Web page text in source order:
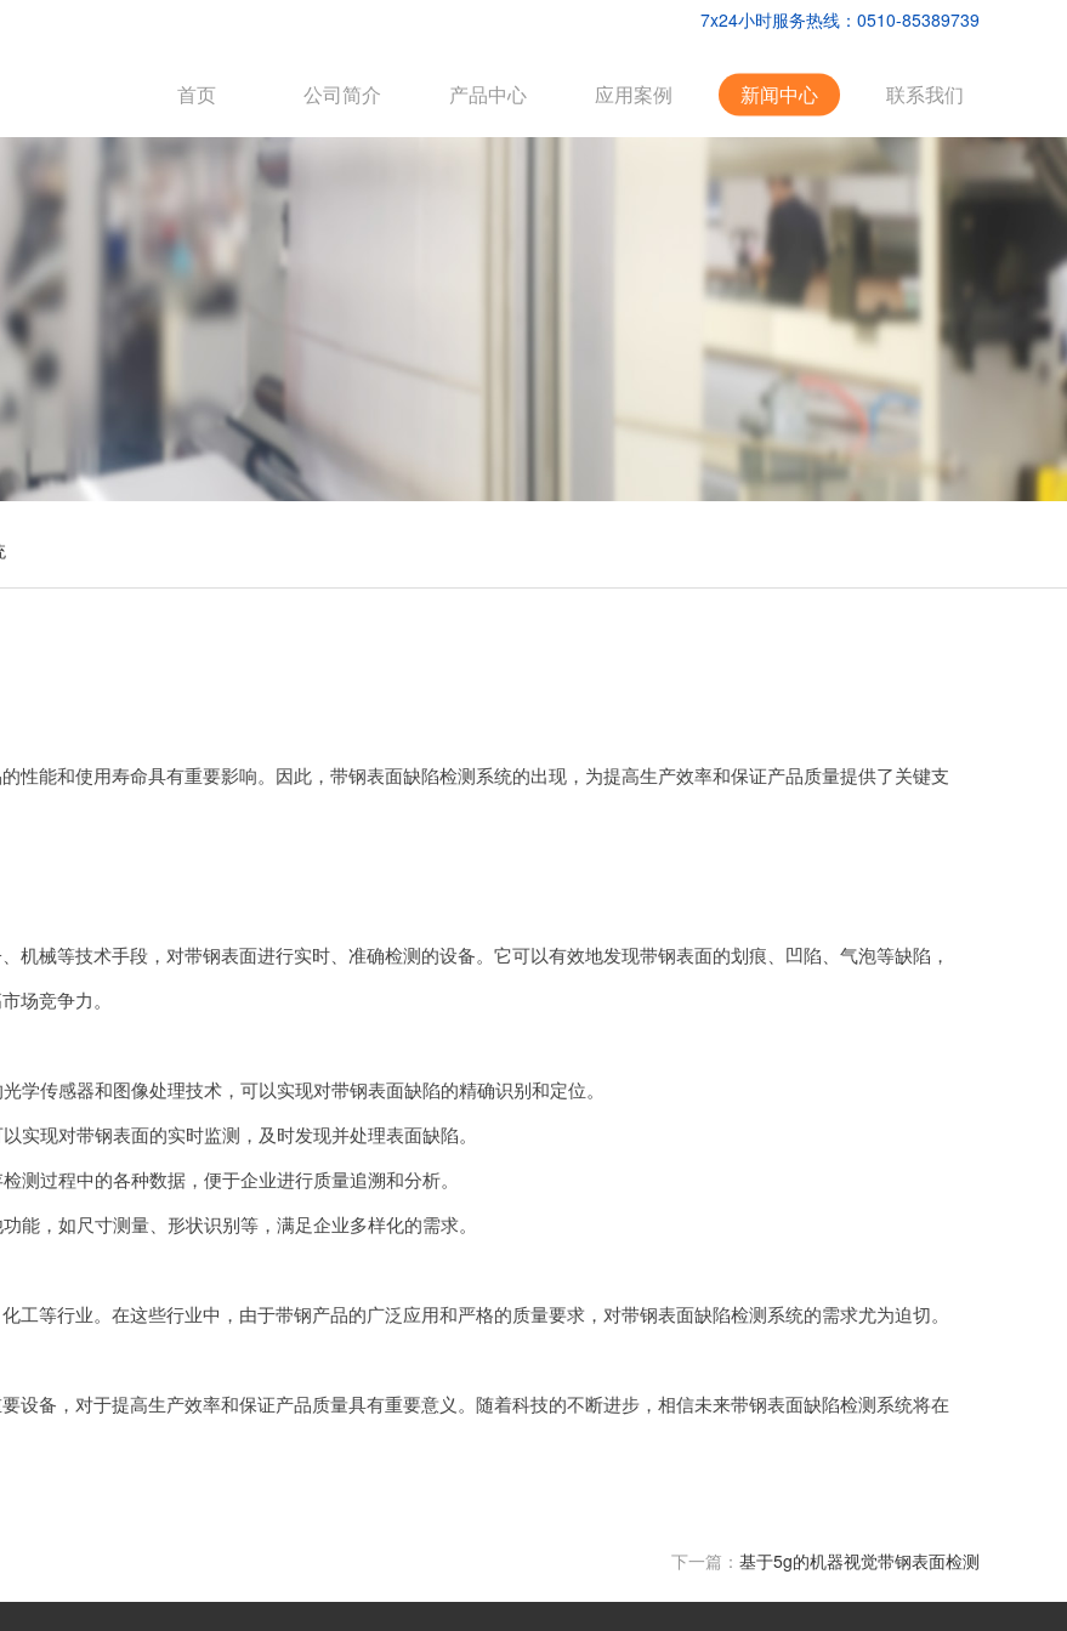
7x24小时服务热线：0510-85389739
首页 公司简介 产品中心 应用案例 新闻中心 联系我们
能和使用寿命具有重要影响。因此，带钢表面缺陷检测系统的出现，为提高生产效率和保证产品质量提供了关键支
械等技术手段，对带钢表面进行实时、准确检测的设备。它可以有效地发现带钢表面的划痕、凹陷、气泡等缺陷，
场竞争力。
传感器和图像处理技术，可以实现对带钢表面缺陷的精确识别和定位。
现对带钢表面的实时监测，及时发现并处理表面缺陷。
过程中的各种数据，便于企业进行质量追溯和分析。
，如尺寸测量、形状识别等，满足企业多样化的需求。
等行业。在这些行业中，由于带钢产品的广泛应用和严格的质量要求，对带钢表面缺陷检测系统的需求尤为迫切。
备，对于提高生产效率和保证产品质量具有重要意义。随着科技的不断进步，相信未来带钢表面缺陷检测系统将在
下一篇： 基于5g的机器视觉带钢表面检测